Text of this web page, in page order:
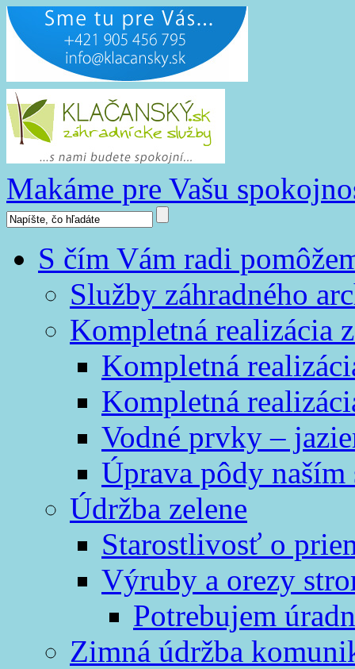
Makáme pre Vašu
S čím Vám radi
Služby záhradného
Kompletná realizácia
Kompletná
Kompletná
Vodné prvky –
Úprava pôdy
Údržba zelene
Starostlivosť o
Výruby a orezy
Potrebujem
Zimná údržba